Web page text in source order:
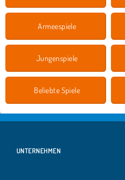
Armeespiele
Jungenspiele
Beliebte Spiele
UNTERNEHMEN